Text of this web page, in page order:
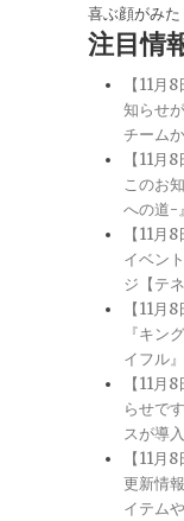
喜ぶ顔がみた
注目情
【11月
知らせ
チーム
【11月
このお
への道-
【11月
イベン
ジ【テ
【11月
『キン
イフル
【11
らせで
スが導
【11月
更新情
イテム